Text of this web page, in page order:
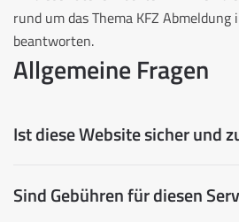
rund um das Thema KFZ Abmeldung
beantworten.
Allgemeine Fragen
Ist diese Website sicher und
Sind Gebühren für diesen